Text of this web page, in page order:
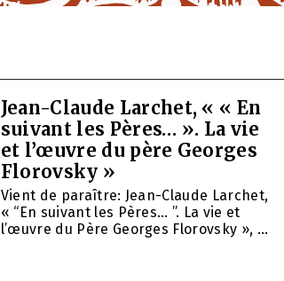
Jean-Claude Larchet, « « En
suivant les Pères… ». La vie
et l’œuvre du père Georges
Florovsky »
Vient de paraître: Jean-Claude Larchet,
« “En suivant les Pères… ”. La vie et
l’œuvre du Père Georges Florovsky », ...